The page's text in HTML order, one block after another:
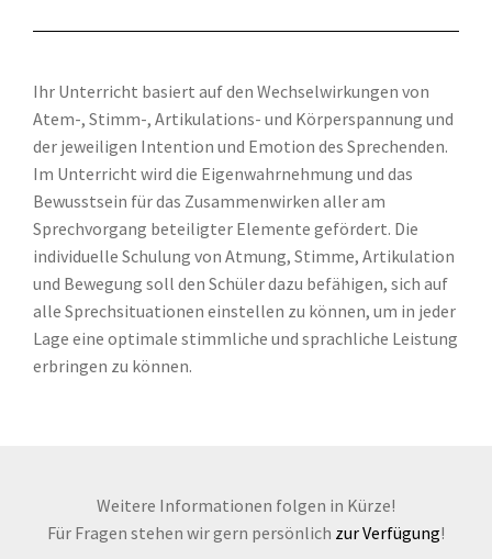
Ihr Unterricht basiert auf den Wechselwirkungen von
Atem-, Stimm-, Artikulations- und Körperspannung und
der jeweiligen Intention und Emotion des Sprechenden.
Im Unterricht wird die Eigenwahrnehmung und das
Bewusstsein für das Zusammenwirken aller am
Sprechvorgang beteiligter Elemente gefördert. Die
individuelle Schulung von Atmung, Stimme, Artikulation
und Bewegung soll den Schüler dazu befähigen, sich auf
alle Sprechsituationen einstellen zu können, um in jeder
Lage eine optimale stimmliche und sprachliche Leistung
erbringen zu können.
Weitere Informationen folgen in Kürze!
Für Fragen stehen wir gern persönlich zur Verfügung!